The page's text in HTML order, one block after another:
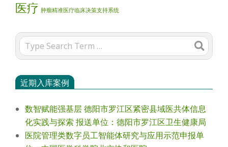
医疗 肿瘤精准医疗临床决策支持系统
Search
近期入库案例
数智赋能强基层 德阳市罗江区紧密县域医共体信息
化实践与探索 报送单位：德阳市罗江区卫生健康局
医院管理类数字员工智能体研究与应用示范申报单